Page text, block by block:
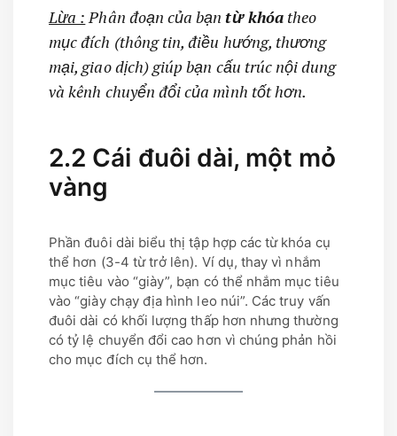
Lừa : Phân đoạn của bạntừ khóatheo
mục đích (thông tin, điều hướng, thương
mại, giao dịch) giúp bạn cấu trúc nội dung
và kênh chuyển đổi của mình tốt hơn.
2.2 Cái đuôi dài, một mỏ
vàng
Phần đuôi dài biểu thị tập hợp các từ khóa cụ
thể hơn (3-4 từ trở lên). Ví dụ, thay vì nhắm
mục tiêu vào “giày”, bạn có thể nhắm mục tiêu
vào “giày chạy địa hình leo núi”. Các truy vấn
đuôi dài có khối lượng thấp hơn nhưng thường
có tỷ lệ chuyển đổi cao hơn vì chúng phản hồi
cho mục đích cụ thể hơn.